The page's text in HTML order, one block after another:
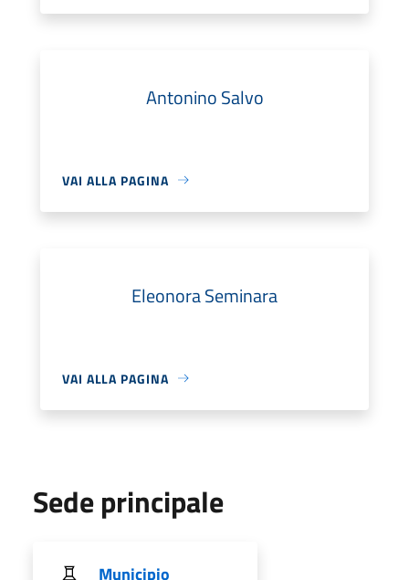
Antonino Salvo
VAI ALLA PAGINA
Eleonora Seminara
VAI ALLA PAGINA
Sede principale
Municipio